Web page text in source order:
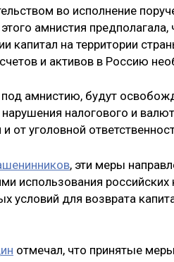
во исполнение
амнистия предполагала,
капитал на территории
и активов в Россию
амнистию, будут
налогового и
уголовной
, эти меры
использования российских
условий для возврата
отмечал, что принятые